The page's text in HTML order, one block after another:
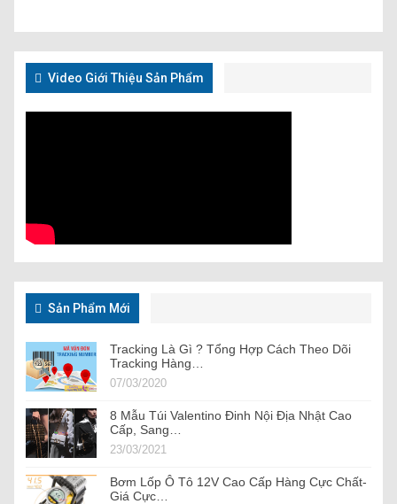
Video Giới Thiệu Sản Phẩm
Sản Phẩm Mới
Tracking Là Gì ? Tổng Hợp Cách Theo Dõi
Tracking Hàng…
07/03/2020
8 Mẫu Túi Valentino Đinh Nội Địa Nhật Cao
Cấp, Sang…
23/03/2021
Bơm Lốp Ô Tô 12V Cao Cấp Hàng Cực Chất-
Giá Cực…